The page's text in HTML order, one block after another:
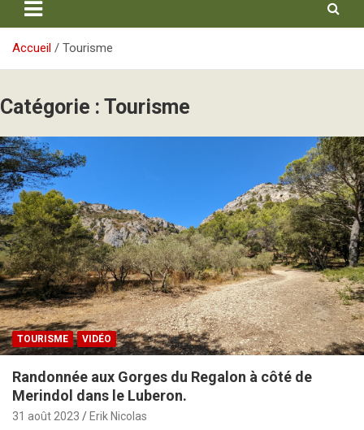
Accueil Tourisme
Catégorie : Tourisme
TOURISME VIDÉO
Randonnée aux Gorges du Regalon à côté de
Merindol dans le Luberon.
31 août 2023 Erik Nicolas